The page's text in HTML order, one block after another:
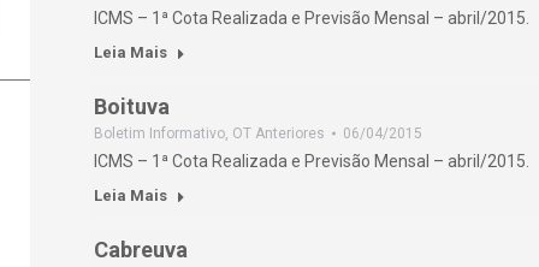
ICMS – 1ª Cota Realizada e Previsão Mensal – abril/2015.
Leia Mais
Boituva
Boletim Informativo, OT Anteriores 06/04/2015
ICMS – 1ª Cota Realizada e Previsão Mensal – abril/2015.
Leia Mais
Cabreuva